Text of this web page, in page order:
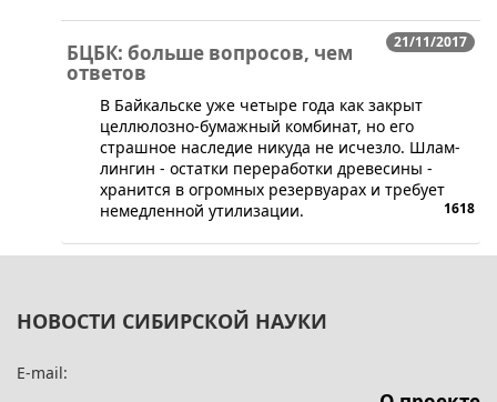
21/11/2017
БЦБК: больше вопросов, чем
ответов
В Байкальске уже четыре года как закрыт
целлюлозно-бумажный комбинат, но его
страшное наследие никуда не исчезло. Шлам-
лингин - остатки переработки древесины -
хранится в огромных резервуарах и требует
немедленной утилизации.
1618
НОВОСТИ СИБИРСКОЙ НАУКИ
E-mail: